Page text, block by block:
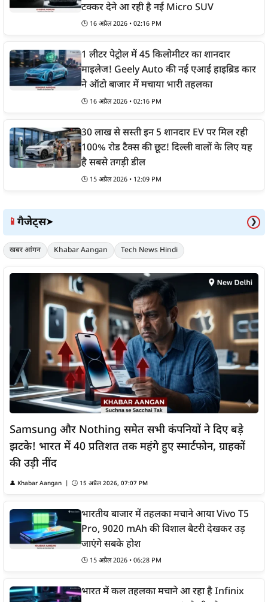
टक्कर देने आ रही है नई Micro SUV
🕒 16 अप्रैल 2026 • 02:16 PM
1 लीटर पेट्रोल में 45 किलोमीटर का शानदार
माइलेज! Geely Auto की नई एआई हाइब्रिड कार
ने ऑटो बाजार में मचाया भारी तहलका
🕒 16 अप्रैल 2026 • 02:16 PM
30 लाख से सस्ती इन 5 शानदार EV पर मिल रही
100% रोड टैक्स की छूट! दिल्ली वालों के लिए यह
है सबसे तगड़ी डील
🕒 15 अप्रैल 2026 • 12:09 PM
📱 गैजेट्स➤ ❯
खबर आंगन Khabar Aangan Tech News Hindi
Samsung और Nothing समेत सभी कंपनियों ने दिए बड़े
झटके! भारत में 40 प्रतिशत तक महंगे हुए स्मार्टफोन, ग्राहकों
की उड़ी नींद
👤 Khabar Aangan | 🕒 15 अप्रैल 2026, 07:07 PM
भारतीय बाजार में तहलका मचाने आया Vivo T5
Pro, 9020 mAh की विशाल बैटरी देखकर उड़
जाएंगे सबके होश
🕒 15 अप्रैल 2026 • 06:28 PM
भारत में कल तहलका मचाने आ रहा है Infinix